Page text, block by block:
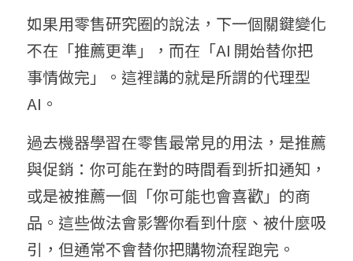
如果用零售研究圈的說法，下一個關鍵變化
不在「推薦更準」，而在「AI 開始替你把
事情做完」。這裡講的就是所謂的代理型
AI。
過去機器學習在零售最常見的用法，是推薦
與促銷：你可能在對的時間看到折扣通知，
或是被推薦一個「你可能也會喜歡」的商
品。這些做法會影響你看到什麼、被什麼吸
引，但通常不會替你把購物流程跑完。